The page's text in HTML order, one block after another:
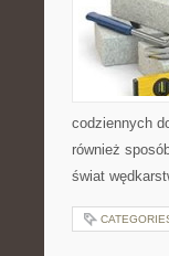
codziennych
również
świat